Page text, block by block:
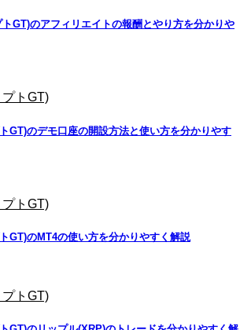
GT)のアフィリエイトの報酬とやり方を分かりや
トGT)
GT)のデモ口座の開設方法と使い方を分かりやす
トGT)
GT)のMT4の使い方を分かりやすく解説
トGT)